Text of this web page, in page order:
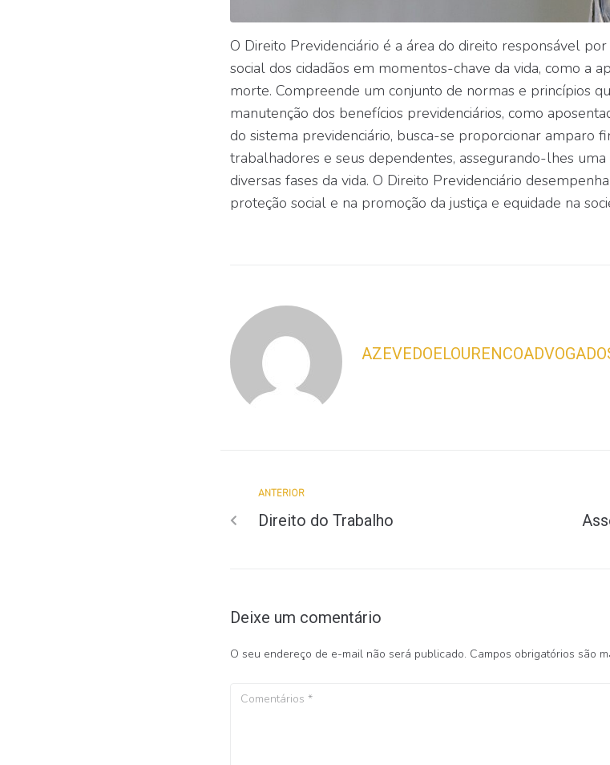
O Direito Previdenciário é a área do direito responsável
social dos cidadãos em momentos-chave da vida, como a
morte. Compreende um conjunto de normas e princípios
manutenção dos benefícios previdenciários, como
do sistema previdenciário, busca-se proporcionar amparo
trabalhadores e seus dependentes, assegurando-lhes
diversas fases da vida. O Direito Previdenciário
proteção social e na promoção da justiça e equidade na
ANTERIOR
Direito do Trabalho
Deixe um comentário
O seu endereço de e-mail não será publicado. Campos obrigatórios são